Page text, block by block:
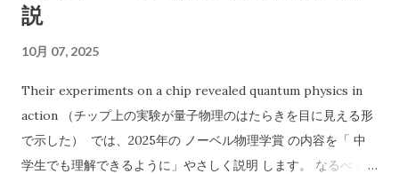
ワナ 実際に依頼すると「無料では回収できない」「特定品目は
料回収」と言いながら、現場で高額請求する 悪質な業者も存在
します。 2）連絡先が「携帯電話番号のみ」 一般的な法人や信
頼できる事業者であれば「固定電話」や「会社ホームページ」
なども記載されます。 携帯番号のみの場合、 連絡が取れなくな
ったり、責任の所在が曖昧 になりやすいです。 3）記載されて
説
10月 07, 2025
Their experiments on a chip revealed quantum physics in
action （チップ上の実験が量子物理のはたらきを目に見える形
で示した） では、2025年の ノーベル物理学賞 の内容を「 中
学生でも理解できるように」やさしく説明 します。 なるべく専